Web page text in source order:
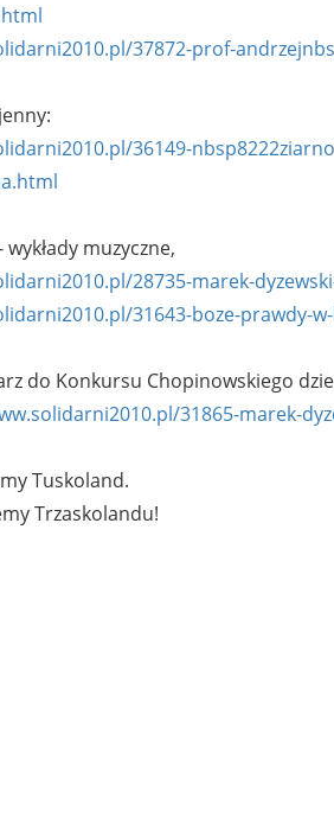
37872-prof-
36149-
muzyczne,
28735-marek-
31643-boze-prawdy-
do Konkursu Chopinowskiego
31865-marek-
Tuskoland.
Trzaskolandu!